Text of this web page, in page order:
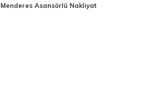
Menderes Asansörlü Nakliyat